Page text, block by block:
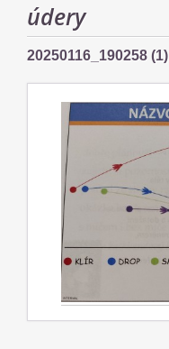
údery
20250116_190258 (1)